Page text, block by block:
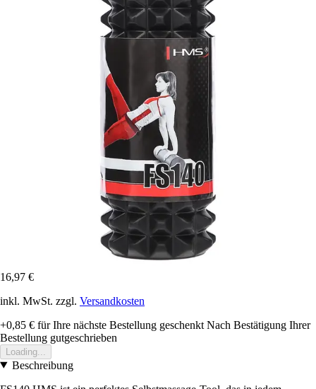
16,97 €
inkl. MwSt. zzgl. Versandkosten
+0,85 € für Ihre nächste Bestellung geschenkt Nach Bestätigung Ihrer
Bestellung gutgeschrieben
Loading...
Beschreibung